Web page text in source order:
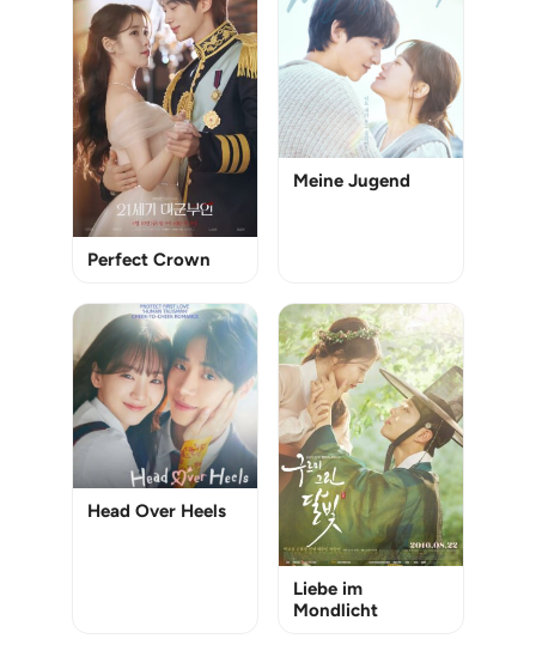
Perfect Crown
Meine Jugend
Head Over Heels
Liebe im
Mondlicht